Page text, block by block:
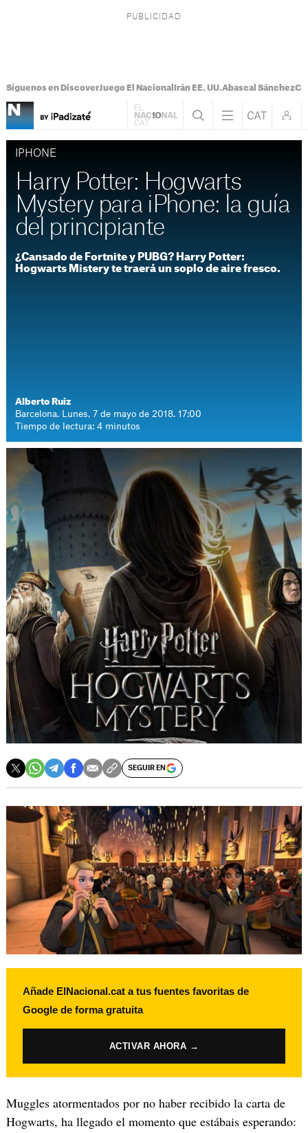
Síguenos en DiscoverJuego El Nacional Irán EE. UU.Abascal Sánchez
IPHONE
Harry Potter: Hogwarts
Mystery para iPhone: la guía
del principiante
¿Cansado de Fortnite y PUBG? Harry Potter:
Hogwarts Mistery te traerá un soplo de aire fresco.
Alberto Ruiz
Barcelona. Lunes, 7 de mayo de 2018. 17:00
Tiempo de lectura: 4 minutos
SEGUIR EN
Añade ElNacional.cat a tus fuentes favoritas de
Google de forma gratuita
ACTIVAR AHORA →
Muggles atormentados por no haber recibido la carta de
Hogwarts, ha llegado el momento que estábais esperando: